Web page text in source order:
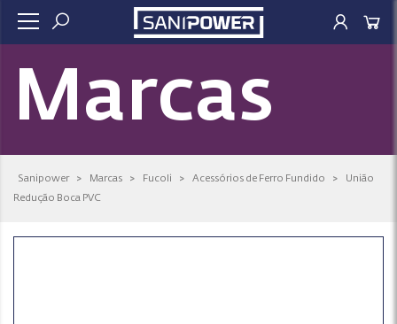
Marcas
Sanipower > Marcas > Fucoli > Acessórios de Ferro Fundido >
União
Redução Boca PVC